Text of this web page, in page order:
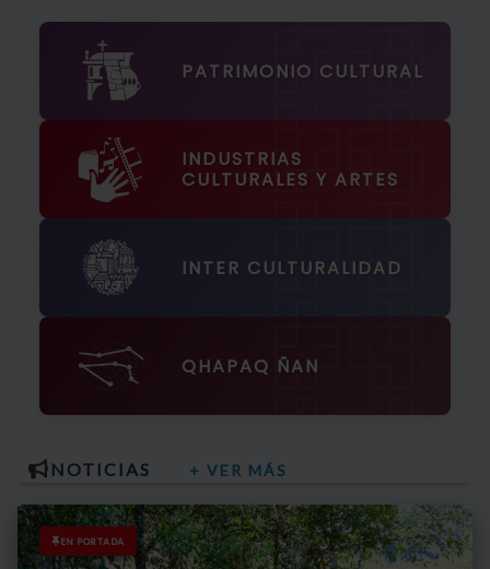
PATRIMONIO CULTURAL
INDUSTRIAS
CULTURALES Y ARTES
INTER CULTURALIDAD
QHAPAQ ÑAN
NOTICIAS + VER MÁS
EN PORTADA